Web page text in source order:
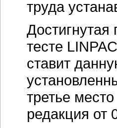
труда
Достигнутая
тесте
ставит
третье
редакция от